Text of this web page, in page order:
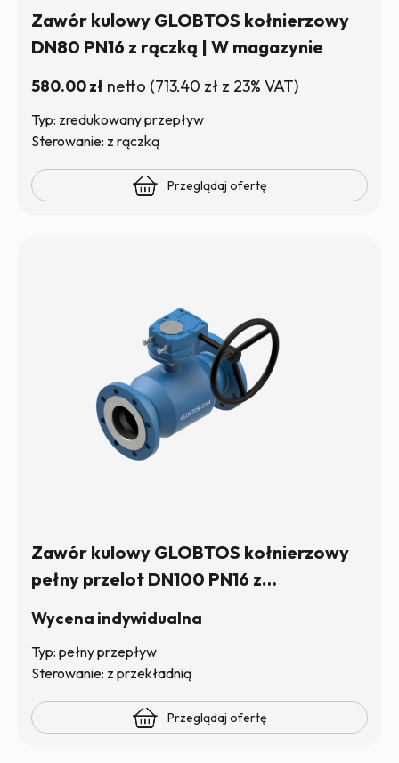
Zawór kulowy GLOBTOS kołnierzowy
DN80 PN16 z rączką | W magazynie
580.00zł netto (713.40 zł z 23% VAT)
Typ: zredukowany przepływ
Sterowanie: z rączką
Przeglądaj ofertę
Zawór kulowy GLOBTOS kołnierzowy
pełny przelot DN100 PN16 z
Wycena indywidualna
Typ: pełny przepływ
Sterowanie: z przekładnią
Przeglądaj ofertę